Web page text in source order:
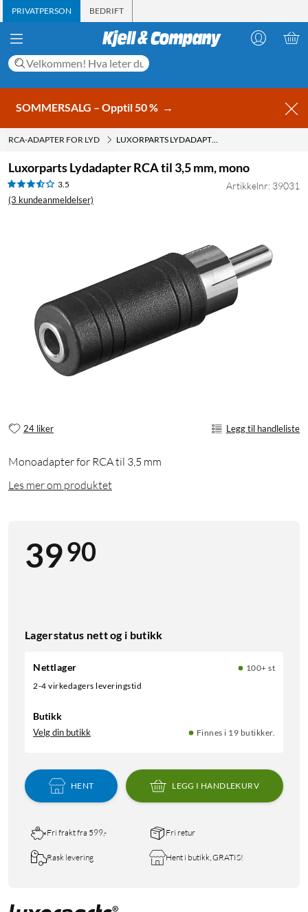
PRIVATPERSON BEDRIFT
SOMMERSALG – Opptil 50 % →
RCA-ADAPTER FOR LYD LUXORPARTS LYDADAPTER RCA TIL 3,5 MM, MONO
Luxorparts Lydadapter RCA til 3,5 mm, mono
3.5
(3 kundeanmeldelser)
Artikkelnr: 39031
24 liker Legg til handleliste
Monoadapter for RCA til 3,5 mm
Les mer om produktet
3990
Lagerstatus nett og i butikk
Nettlager
100+ st
2-4 virkedagers leveringstid
Butikk
Velg din butikk Finnes i 19 butikker.
HENT LEGG I HANDLEKURV
Fri frakt fra 599,- Fri retur
Rask levering Hent i butikk, GRATIS!